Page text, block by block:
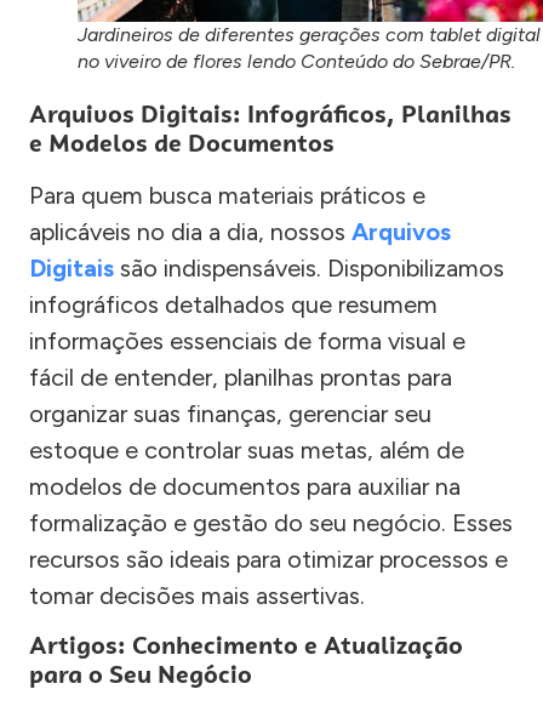
Jardineiros de diferentes gerações com tablet digital
no viveiro de flores lendo Conteúdo do Sebrae/PR.
Arquivos Digitais: Infográficos, Planilhas
e Modelos de Documentos
Para quem busca materiais práticos e
aplicáveis no dia a dia, nossos Arquivos
Digitais são indispensáveis. Disponibilizamos
infográficos detalhados que resumem
informações essenciais de forma visual e
fácil de entender, planilhas prontas para
organizar suas finanças, gerenciar seu
estoque e controlar suas metas, além de
modelos de documentos para auxiliar na
formalização e gestão do seu negócio. Esses
recursos são ideais para otimizar processos e
tomar decisões mais assertivas.
Artigos: Conhecimento e Atualização
para o Seu Negócio